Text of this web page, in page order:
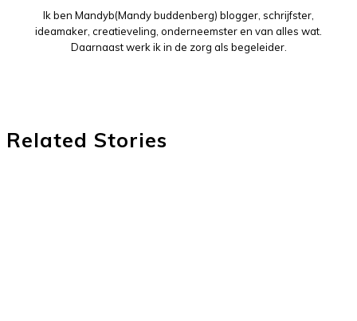
Ik ben Mandyb(Mandy buddenberg) blogger, schrijfster,
ideamaker, creatieveling, onderneemster en van alles wat.
Daarnaast werk ik in de zorg als begeleider.
Related Stories